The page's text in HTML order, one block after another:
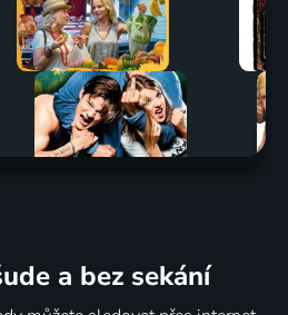
a bez sekání